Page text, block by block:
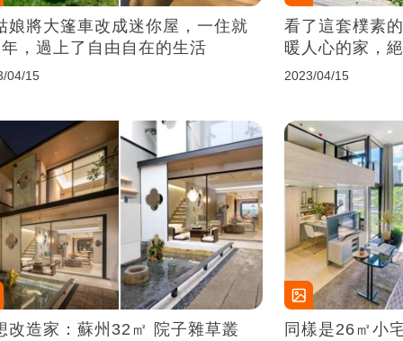
娘將大篷車改成迷你屋，一住就
，過上了自由自在的生活
04/15
看了這套樸素
暖人心的家，
2023/04/15
改造家：蘇州32㎡ 院子雜草叢
同樣是26㎡小